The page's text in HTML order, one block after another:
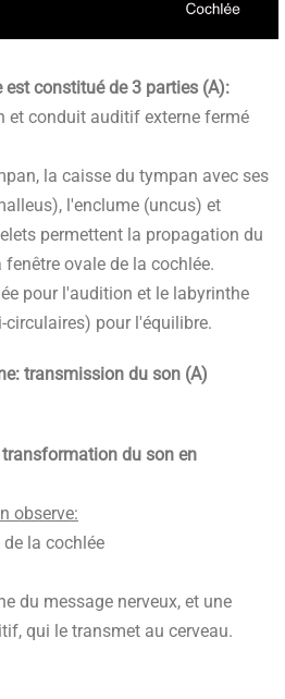
constitué de 3 parties (A):
et conduit auditif externe fermé
la caisse du tympan avec ses
l'enclume (uncus) et
permettent la propagation du
ovale de la cochlée.
pour l'audition et le labyrinthe
circulaires) pour l'équilibre.
transmission du son (A)
du son en
observe:
la cochlée
du message nerveux, et une
qui le transmet au cerveau.